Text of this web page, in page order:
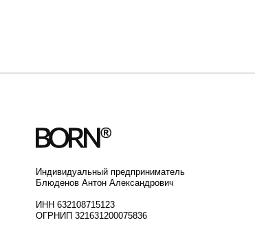
Индивидуальный предприниматель
Блюденов Антон Александрович
ИНН 632108715123
ОГРНИП 321631200075836